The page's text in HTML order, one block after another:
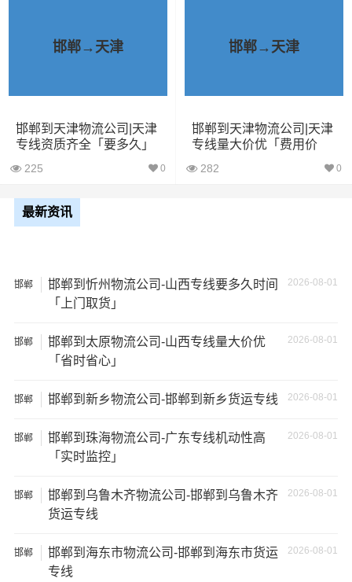
1、包裹丢失或损坏：不靠谱的物流公司可能会在运输过程
中丢失或损坏你的包裹，导致你的物品无法送达或受到损
坏；
2、运输时间延迟：不靠谱的物流公司可能会在运输过程中
出现延误，导致你的物品无法按时送达；
务，例如不及时回复客户咨询、不提供准确的物流信息
4、安全风险：不靠谱的物流公司可能会存在安全风险，例
如不遵守运输规定、不保障货物安全等；
5、经济损失：如果你的包裹在运输过程中丢失或损坏，你
失。
邯郸→天津
邯郸到天津物流公司|天津
专线资质齐全「要多久」
225 0
邯郸→天津
邯郸到天津物流公司|天津
专线量大价优「费用价
282 0
最新资讯
邯郸 2026-08-01
邯郸到忻州物流公司-山西专线要多久时间
「上门取货」
邯郸 2026-08-01
邯郸到太原物流公司-山西专线量大价优
「省时省心」
邯郸 2026-08-01
邯郸到新乡物流公司-邯郸到新乡货运专线
邯郸 2026-08-01
邯郸到珠海物流公司-广东专线机动性高
「实时监控」
邯郸 2026-08-01
邯郸到乌鲁木齐物流公司-邯郸到乌鲁木齐
货运专线
邯郸 2026-08-01
邯郸到海东市物流公司-邯郸到海东市货运
专线